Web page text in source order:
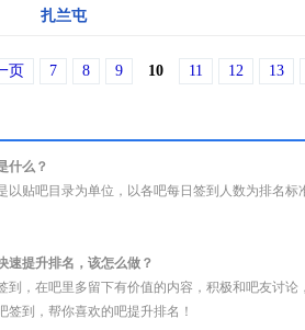
扎兰屯
页 7 8 9 10 11 12 13
什么？
以贴吧目录为单位，以各吧每日签到人数为排名
速提升排名，该怎么做？
到，在吧里多留下有价值的内容，积极和吧友讨
签到，帮你喜欢的吧提升排名！